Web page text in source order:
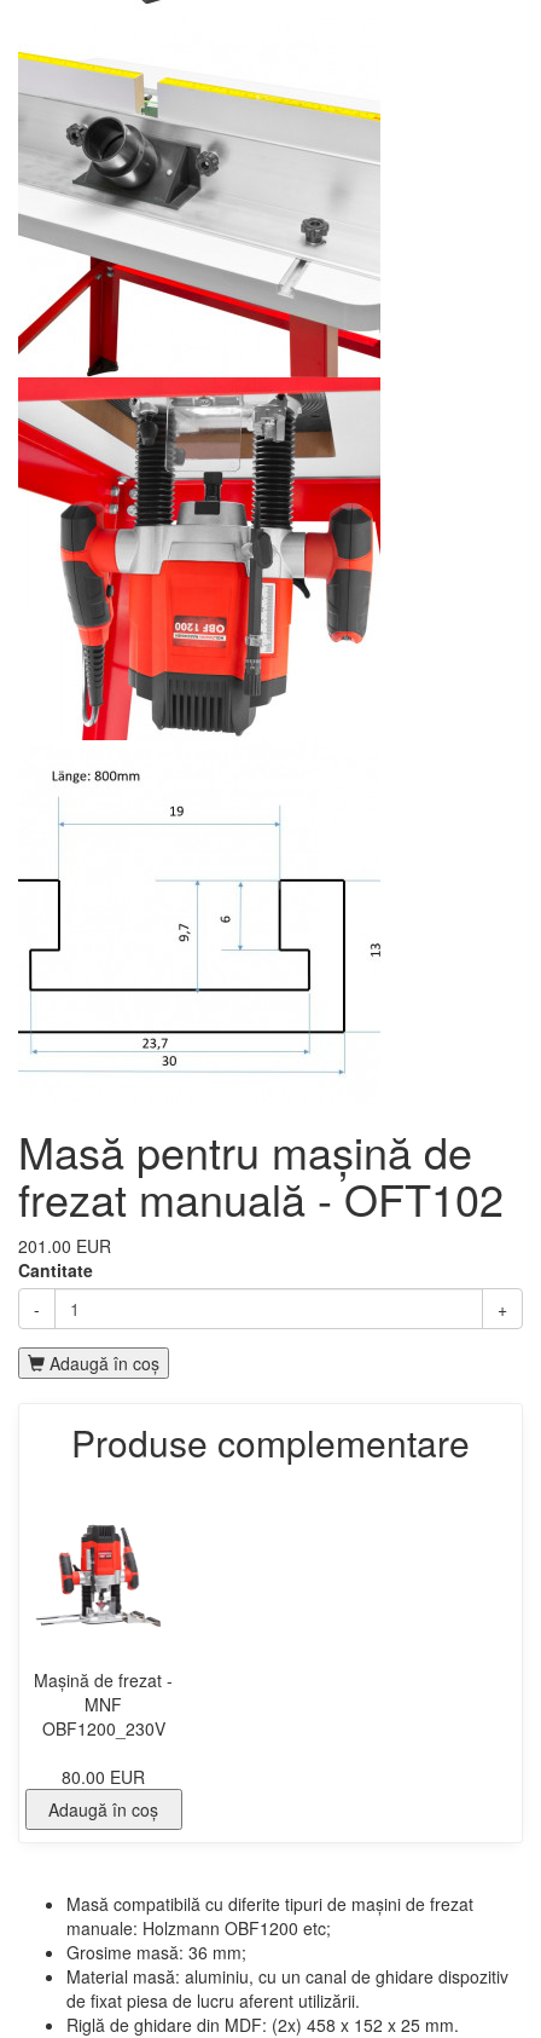
Masă pentru mașină de
frezat manuală - OFT102
201.00 EUR
Cantitate
-
+
Adaugă în coş
Produse complementare
Mașină de frezat -
MNF
OBF1200_230V
80.00 EUR
Adaugă în coş
Masă compatibilă cu diferite tipuri de mașini de frezat
manuale: Holzmann OBF1200 etc;
Grosime masă: 36 mm;
Material masă: aluminiu, cu un canal de ghidare dispozitiv
de fixat piesa de lucru aferent utilizării.
Riglă de ghidare din MDF: (2x) 458 x 152 x 25 mm.